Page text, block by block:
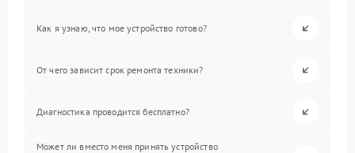
Как я узнаю, что мое устройство готово?
От чего зависит срок ремонта техники?
Диагностика проводится бесплатно?
Может ли вместо меня принять устройство